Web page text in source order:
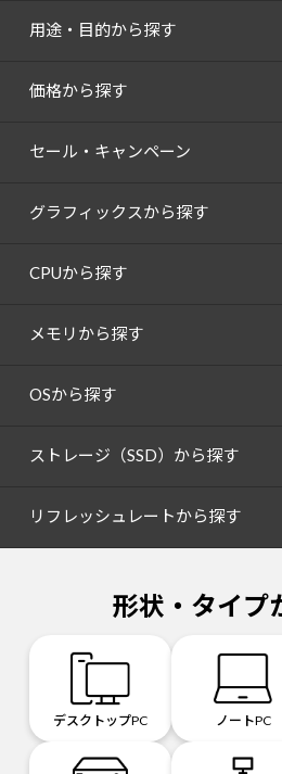
用途・目的から探す
価格から探す
セール・キャンペーン
グラフィックスから探す
CPUから探す
メモリから探す
OSから探す
ストレージ（SSD）から探す
リフレッシュレートから探す
形状・タイプ
デスクトップPC ノートPC